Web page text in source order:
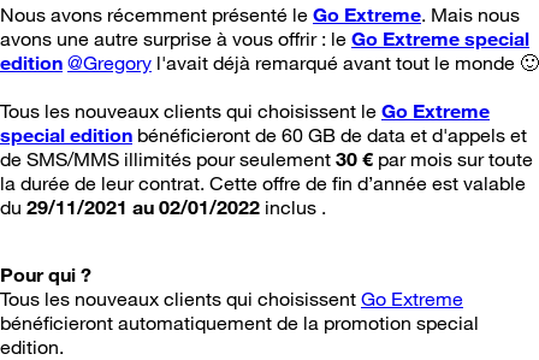
Nous avons récemment présenté le Go Extreme. Mais nous
avons une autre surprise à vous offrir : le Go Extreme special
edition @Gregory l'avait déjà remarqué avant tout le monde 🙂
Tous les nouveaux clients qui choisissent le Go Extreme
special edition bénéficieront de 60 GB de data et d'appels et
de SMS/MMS illimités pour seulement 30 € par mois sur toute
la durée de leur contrat. Cette offre de fin d’année est valable
du 29/11/2021 au 02/01/2022 inclus .
Pour qui ?
Tous les nouveaux clients qui choisissent Go Extreme
bénéficieront automatiquement de la promotion special
edition.